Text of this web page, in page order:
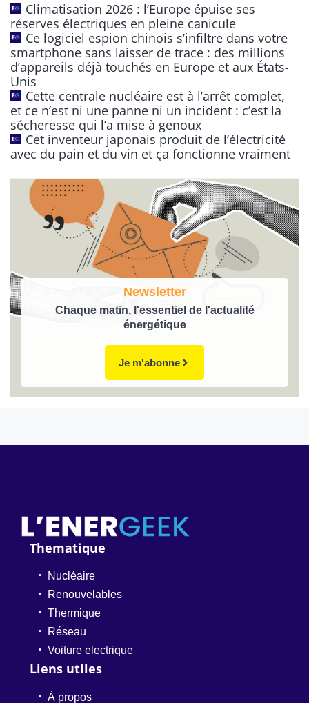
a
t
i
v
e
:
Climatisation 2026 : l’Europe épuise ses
réserves électriques en pleine canicule
Ce logiciel espion chinois s’infiltre dans votre
smartphone sans laisser de trace : des millions
d’appareils déjà touchés en Europe et aux États-
Unis
Cette centrale nucléaire est à l’arrêt complet,
et ce n’est ni une panne ni un incident : c’est la
sécheresse qui l’a mise à genoux
Cet inventeur japonais produit de l’électricité
avec du pain et du vin et ça fonctionne vraiment
Newsletter
Chaque matin, l'essentiel de l'actualité
énergétique
Je m'abonne
Thematique
Nucléaire
Renouvelables
Thermique
Réseau
Voiture electrique
Liens utiles
À propos